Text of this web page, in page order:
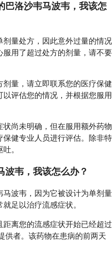
巴洛沙韦马波韦，我该怎
量处方，因此意外过量的情况
用了超过处方的剂量，请不要
量，请立即联系您的医疗保健
评估您的情况，并根据您服用
尚未明确，但在服用额外药物
保健专业人员进行评估。除非特
。
波韦，我该怎么办？
波韦，因为它被设计为单剂量
足以治疗流感症状。
离您的流感症状开始已经超过
供者。该药物在患病的前两天